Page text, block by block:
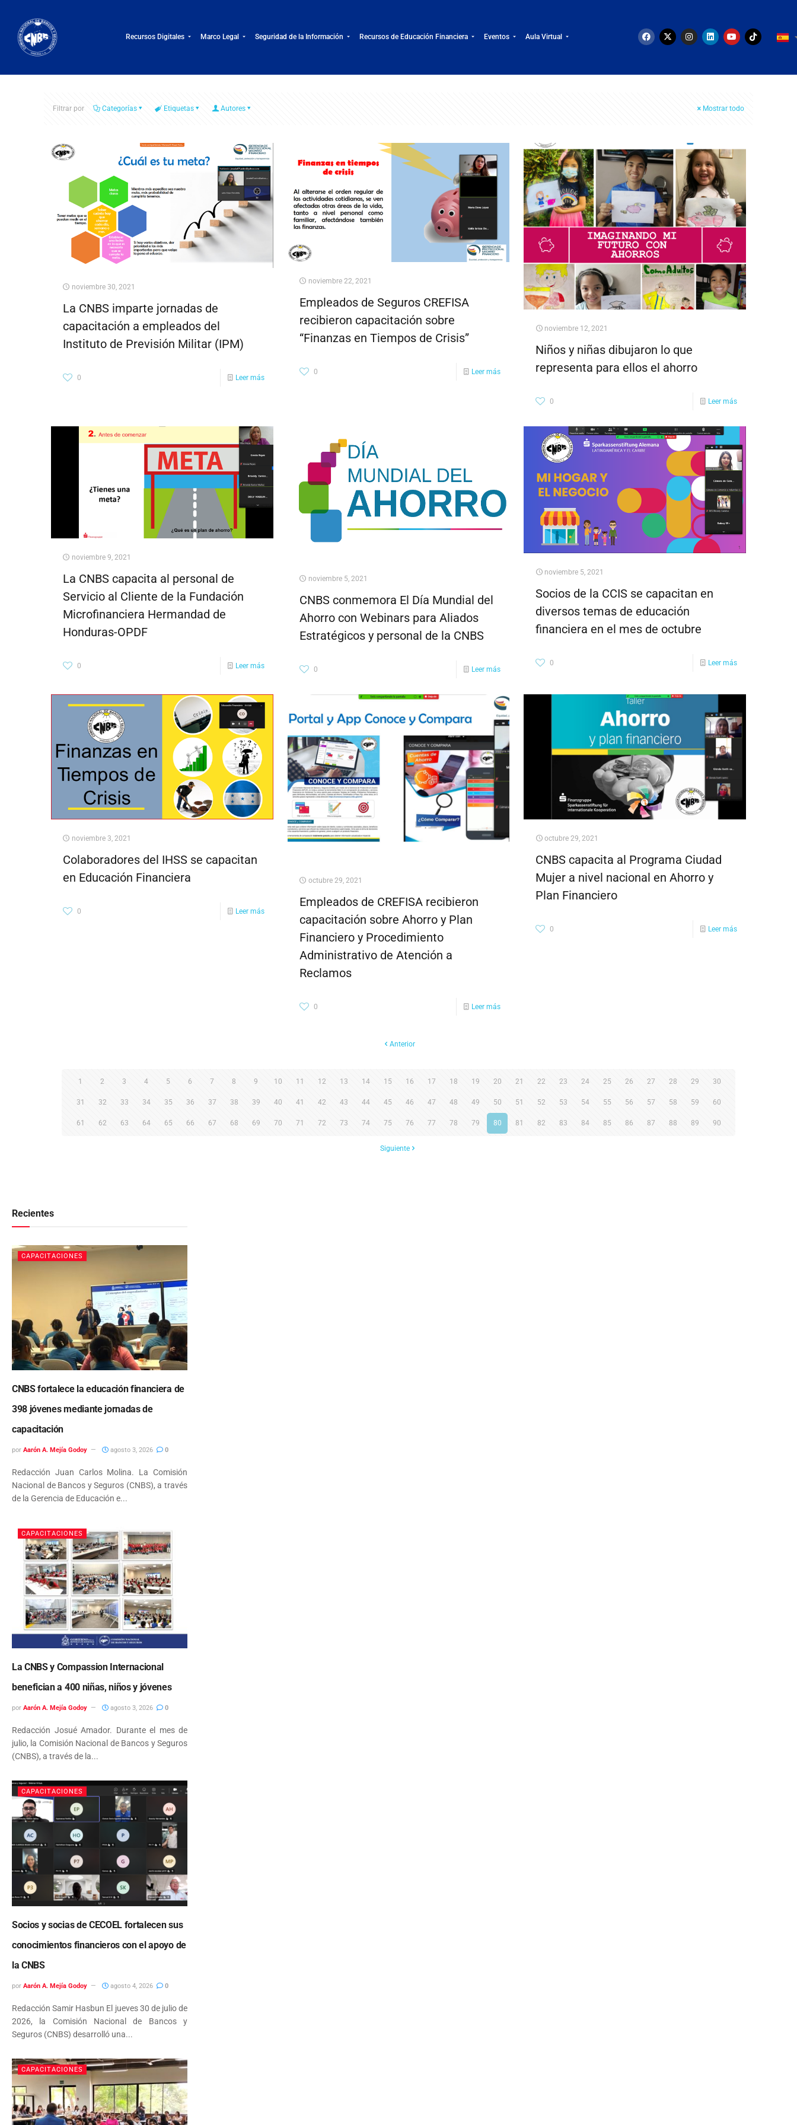
Recursos Digitales Marco Legal Seguridad de la Información Recursos de Educación Financiera Eventos Aula Virtual
Filtrar por Categorías Etiquetas Autores Mostrar todo
noviembre 30, 2021
La CNBS imparte jornadas de
capacitación a empleados del
Instituto de Previsión Militar (IPM)
0 Leer más
noviembre 22, 2021
Empleados de Seguros CREFISA
recibieron capacitación sobre
“Finanzas en Tiempos de Crisis”
0 Leer más
noviembre 12, 2021
Niños y niñas dibujaron lo que
representa para ellos el ahorro
0 Leer más
noviembre 9, 2021
La CNBS capacita al personal de
Servicio al Cliente de la Fundación
Microfinanciera Hermandad de
Honduras-OPDF
0 Leer más
noviembre 5, 2021
CNBS conmemora El Día Mundial del
Ahorro con Webinars para Aliados
Estratégicos y personal de la CNBS
0 Leer más
noviembre 5, 2021
Socios de la CCIS se capacitan en
diversos temas de educación
financiera en el mes de octubre
0 Leer más
noviembre 3, 2021
Colaboradores del IHSS se capacitan
en Educación Financiera
0 Leer más
octubre 29, 2021
Empleados de CREFISA recibieron
capacitación sobre Ahorro y Plan
Financiero y Procedimiento
Administrativo de Atención a
Reclamos
0 Leer más
octubre 29, 2021
CNBS capacita al Programa Ciudad
Mujer a nivel nacional en Ahorro y
Plan Financiero
0 Leer más
Anterior
1 2 3 4 5 6 7 8 9 10 11 12 13 14 15 16 17 18 19 20 21 22 23 24 25 26 27 28 29 30
31 32 33 34 35 36 37 38 39 40 41 42 43 44 45 46 47 48 49 50 51 52 53 54 55 56 57 58 59 60
61 62 63 64 65 66 67 68 69 70 71 72 73 74 75 76 77 78 79 80 81 82 83 84 85 86 87 88 89 90
Siguiente
Recientes
CAPACITACIONES
CNBS fortalece la educación financiera de
398 jóvenes mediante jornadas de
capacitación
por Aarón A. Mejía Godoy agosto 3, 2026 0
Redacción Juan Carlos Molina. La Comisión
Nacional de Bancos y Seguros (CNBS), a través
de la Gerencia de Educación e...
CAPACITACIONES
La CNBS y Compassion Internacional
benefician a 400 niñas, niños y jóvenes
por Aarón A. Mejía Godoy agosto 3, 2026 0
Redacción Josué Amador. Durante el mes de
julio, la Comisión Nacional de Bancos y Seguros
(CNBS), a través de la...
CAPACITACIONES
Socios y socias de CECOEL fortalecen sus
conocimientos financieros con el apoyo de
la CNBS
por Aarón A. Mejía Godoy agosto 4, 2026 0
Redacción Samir Hasbun El jueves 30 de julio de
2026, la Comisión Nacional de Bancos y
Seguros (CNBS) desarrolló una...
CAPACITACIONES